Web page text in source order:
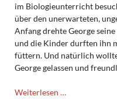
im Biologieunterricht
über den unerwarteten,
Anfang drehte George
und die Kinder durften ihn
füttern. Und natürlich
George gelassen und
Weiterlesen …